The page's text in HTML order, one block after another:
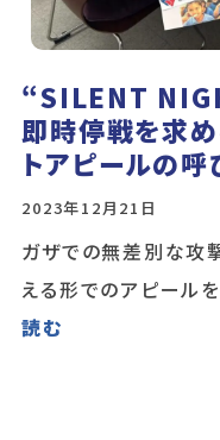
“SILENT
即時停戦を求
トアピールの
2023年12月21日
ガザでの無差別な攻
える形でのアピール
読む